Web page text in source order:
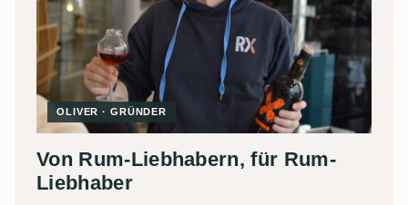
OLIVER · GRÜNDER
Von Rum-Liebhabern, für Rum-
Liebhaber